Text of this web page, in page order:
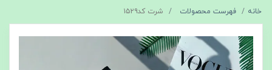
خانه فهرست محصولات شرت کد۱۵۲۹